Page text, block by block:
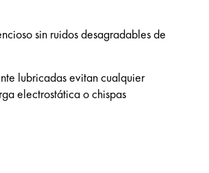
sin ruidos desagradables de
lubricadas evitan cualquier
electrostática o chispas